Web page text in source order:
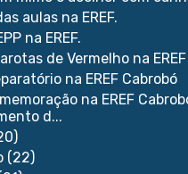
aulas na EREF.
na EREF.
de Vermelho na
na EREF Cabrobó
na EREF
d...
(22)